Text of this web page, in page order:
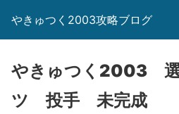
やきゅつく2003攻略ブログ
やきゅつく2003
ツ 投手 未完成